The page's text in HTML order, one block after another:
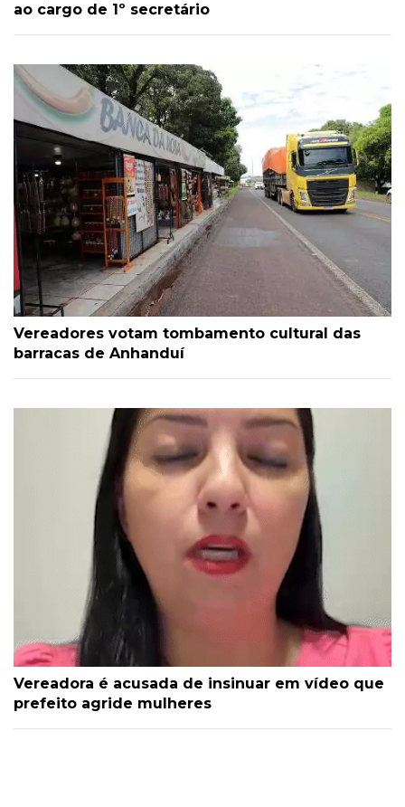
ao cargo de 1º secretário
Vereadores votam tombamento cultural das
barracas de Anhanduí
Vereadora é acusada de insinuar em vídeo que
prefeito agride mulheres